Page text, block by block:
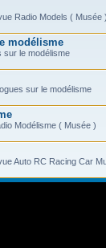
Radio Models ( Musée )
modélisme
sur le modélisme
sur le modélisme
Modélisme ( Musée )
Auto RC Racing Car